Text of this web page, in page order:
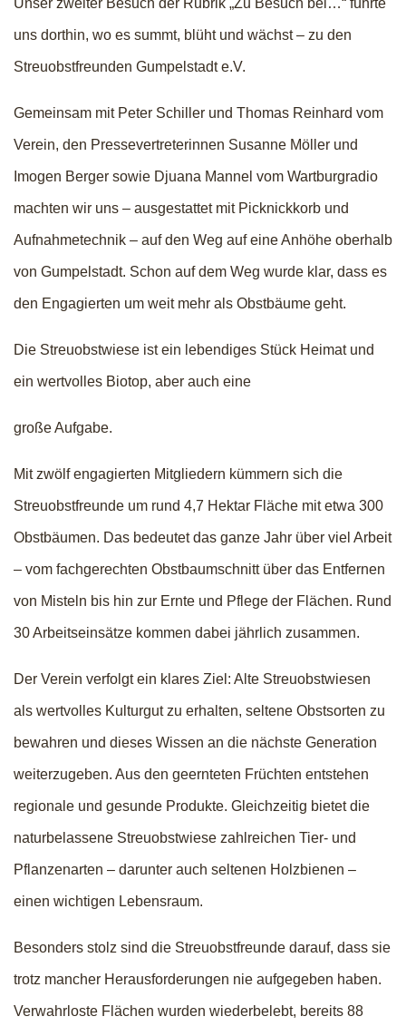
Unser zweiter Besuch der Rubrik „Zu Besuch bei…“ führte
uns dorthin, wo es summt, blüht und wächst – zu den
Streuobstfreunden Gumpelstadt e.V.
Gemeinsam mit Peter Schiller und Thomas Reinhard vom
Verein, den Pressevertreterinnen Susanne Möller und
Imogen Berger sowie Djuana Mannel vom Wartburgradio
machten wir uns – ausgestattet mit Picknickkorb und
Aufnahmetechnik – auf den Weg auf eine Anhöhe oberhalb
von Gumpelstadt. Schon auf dem Weg wurde klar, dass es
den Engagierten um weit mehr als Obstbäume geht.
Die Streuobstwiese ist ein lebendiges Stück Heimat und
ein wertvolles Biotop, aber auch eine
große Aufgabe.
Mit zwölf engagierten Mitgliedern kümmern sich die
Streuobstfreunde um rund 4,7 Hektar Fläche mit etwa 300
Obstbäumen. Das bedeutet das ganze Jahr über viel Arbeit
– vom fachgerechten Obstbaumschnitt über das Entfernen
von Misteln bis hin zur Ernte und Pflege der Flächen. Rund
30 Arbeitseinsätze kommen dabei jährlich zusammen.
Der Verein verfolgt ein klares Ziel: Alte Streuobstwiesen
als wertvolles Kulturgut zu erhalten, seltene Obstsorten zu
bewahren und dieses Wissen an die nächste Generation
weiterzugeben. Aus den geernteten Früchten entstehen
regionale und gesunde Produkte. Gleichzeitig bietet die
naturbelassene Streuobstwiese zahlreichen Tier- und
Pflanzenarten – darunter auch seltenen Holzbienen –
einen wichtigen Lebensraum.
Besonders stolz sind die Streuobstfreunde darauf, dass sie
trotz mancher Herausforderungen nie aufgegeben haben.
Verwahrloste Flächen wurden wiederbelebt, bereits 88